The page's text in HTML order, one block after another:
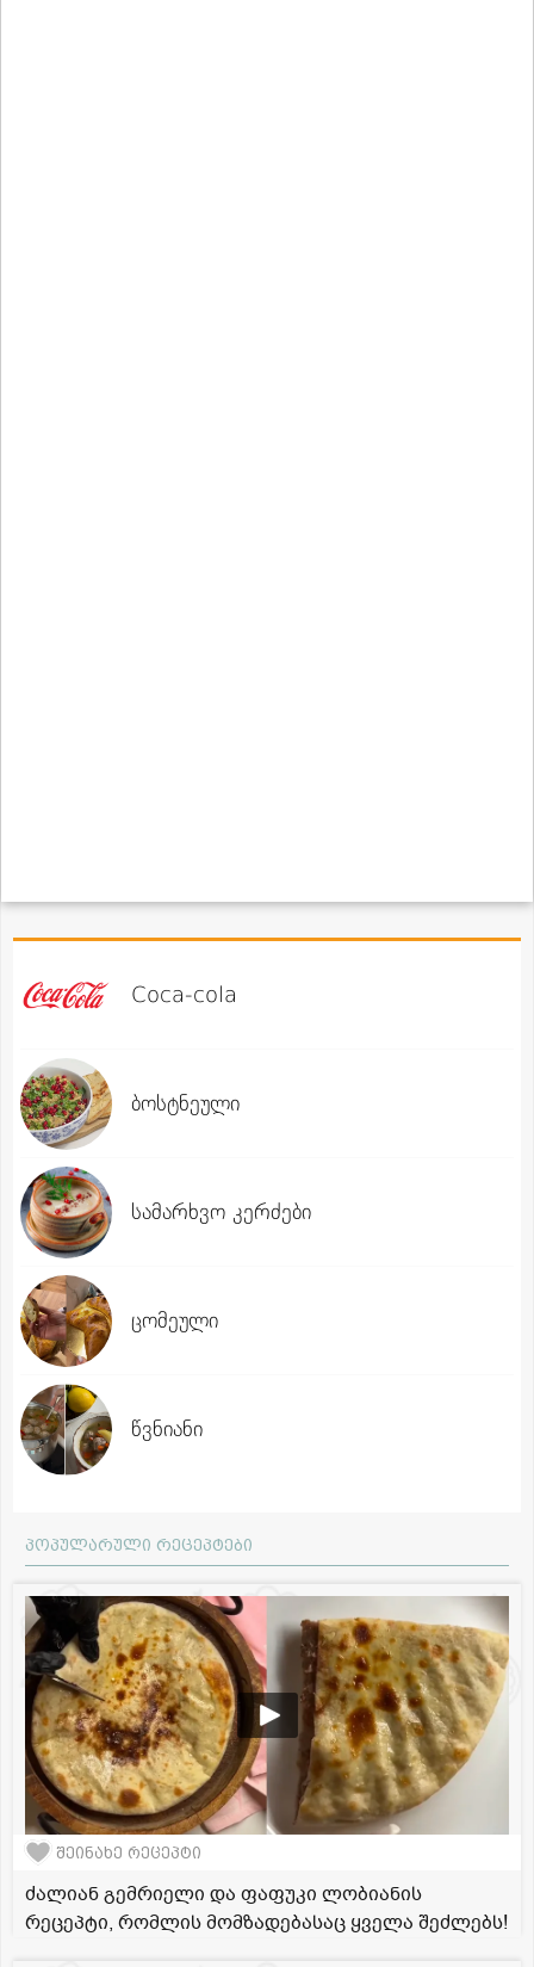
Coca-cola
ბოსტნეული
სამარხვო კერძები
ცომეული
წვნიანი
პოპულარული რეცეპტები
შეინახე რეცეპტი
ძალიან გემრიელი და ფაფუკი ლობიანის
რეცეპტი, რომლის მომზადებასაც ყველა შეძლებს!